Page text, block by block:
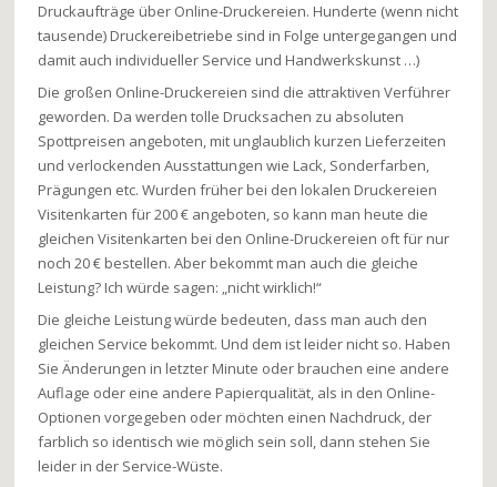
Druckaufträge über Online-Druckereien. Hunderte (wenn nicht
tausende) Druckereibetriebe sind in Folge untergegangen und
damit auch individueller Service und Handwerkskunst …)
Die großen Online-Druckereien sind die attraktiven Verführer
geworden. Da werden tolle Drucksachen zu absoluten
Spottpreisen angeboten, mit unglaublich kurzen Lieferzeiten
und verlockenden Ausstattungen wie Lack, Sonderfarben,
Prägungen etc. Wurden früher bei den lokalen Druckereien
Visitenkarten für 200 € angeboten, so kann man heute die
gleichen Visitenkarten bei den Online-Druckereien oft für nur
noch 20 € bestellen. Aber bekommt man auch die gleiche
Leistung? Ich würde sagen: „nicht wirklich!“
Die gleiche Leistung würde bedeuten, dass man auch den
gleichen Service bekommt. Und dem ist leider nicht so. Haben
Sie Änderungen in letzter Minute oder brauchen eine andere
Auflage oder eine andere Papierqualität, als in den Online-
Optionen vorgegeben oder möchten einen Nachdruck, der
farblich so identisch wie möglich sein soll, dann stehen Sie
leider in der Service-Wüste.